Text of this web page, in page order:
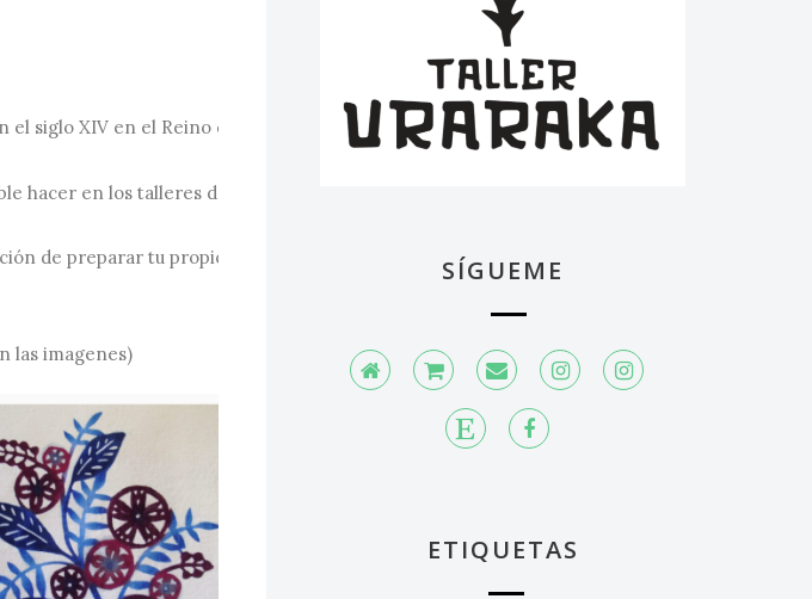
siglo XIV en el Reino de Ryukyu (actualmente Okinawa, Japón). La característica más
hacer en los talleres de 1 ó 2 días. Aprendemos : ♦ Preparar el diseño y prelavado
de preparar tu propio diseño, uno tradicional o escoger uno de los diseños de Yoko.
las imagenes)
SÍGUEME
ETIQUETAS